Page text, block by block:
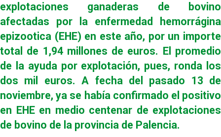
explotaciones ganaderas de bovino
afectadas por la enfermedad hemorrágina
epizootica (EHE) en este año, por un importe
total de 1,94 millones de euros. El promedio
de la ayuda por explotación, pues, ronda los
dos mil euros. A fecha del pasado 13 de
noviembre, ya se había confirmado el positivo
en EHE en medio centenar de explotaciones
de bovino de la provincia de Palencia.